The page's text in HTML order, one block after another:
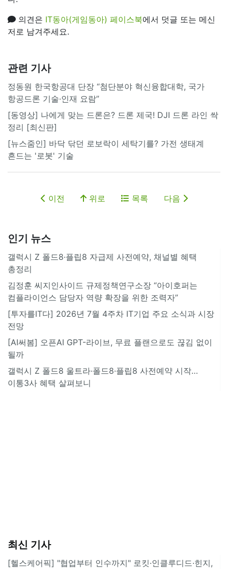
의견은 IT동아(게임동아) 페이스북에서 덧글 또는 메신
저로 남겨주세요.
관련 기사
정동원 한국항공대 단장 “첨단분야 혁신융합대학, 국가
항공드론 기술·인재 요람”
[동영상] 나에게 맞는 드론은? 드론 제국! DJI 드론 라인 싹
정리 [최신판]
[뉴스줌인] 바닥 닦던 로보락이 세탁기를? 가전 생태계
흔드는 '로봇' 기술
이전 위로 목록 다음
인기 뉴스
갤럭시 Z 폴드8·플립8 자급제 사전예약, 채널별 혜택
총정리
김정훈 씨지인사이드 규제정책연구소장 “아이호퍼는
컴플라이언스 담당자 역량 확장을 위한 조력자”
[투자를IT다] 2026년 7월 4주차 IT기업 주요 소식과 시장
전망
[AI써봄] 오픈AI GPT-라이브, 무료 플랜으로도 끊김 없이
될까
갤럭시 Z 폴드8 울트라·폴드8·플립8 사전예약 시작…
이통3사 혜택 살펴보니
최신 기사
[헬스케어픽] "협업부터 인수까지" 로킷·인클루디드·힌지,